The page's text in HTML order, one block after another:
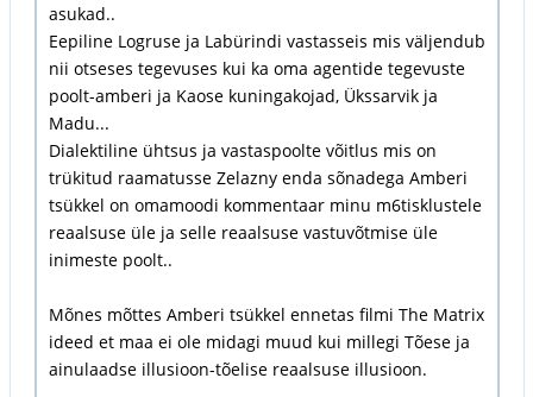
asukad..
Eepiline Logruse ja Labürindi vastasseis mis väljendub
nii otseses tegevuses kui ka oma agentide tegevuste
poolt-amberi ja Kaose kuningakojad, Ükssarvik ja
Madu...
Dialektiline ühtsus ja vastaspoolte võitlus mis on
trükitud raamatusse Zelazny enda sõnadega Amberi
tsükkel on omamoodi kommentaar minu m6tisklustele
reaalsuse üle ja selle reaalsuse vastuvõtmise üle
inimeste poolt..
Mõnes mõttes Amberi tsükkel ennetas filmi The Matrix
ideed et maa ei ole midagi muud kui millegi Tõese ja
ainulaadse illusioon-tõelise reaalsuse illusioon.